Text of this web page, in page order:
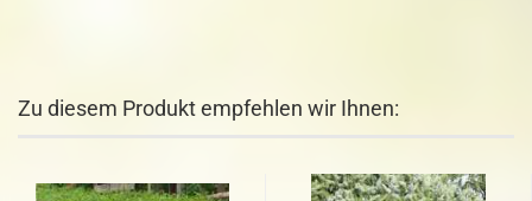
Zu diesem Produkt empfehlen wir Ihnen: